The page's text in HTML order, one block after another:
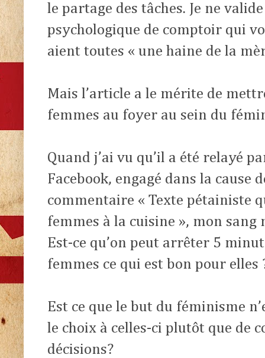
le partage des tâches. Je ne
psychologique de comptoir qui
aient toutes « une haine de la
Mais l’article a le mérite de
femmes au foyer au sein du
Quand j’ai vu qu’il a été relayé
Facebook, engagé dans la cause
commentaire « Texte pétainiste
femmes à la cuisine », mon sang
Est-ce qu’on peut arrêter 5
femmes ce qui est bon pour elles
Est ce que le but du féminisme
le choix à celles-ci plutôt que de
décisions?